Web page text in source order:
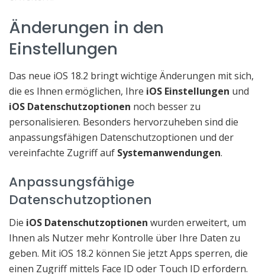
Änderungen in den
Einstellungen
Das neue iOS 18.2 bringt wichtige Änderungen mit sich,
die es Ihnen ermöglichen, Ihre iOS Einstellungen und
iOS Datenschutzoptionen noch besser zu
personalisieren. Besonders hervorzuheben sind die
anpassungsfähigen Datenschutzoptionen und der
vereinfachte Zugriff auf Systemanwendungen.
Anpassungsfähige
Datenschutzoptionen
Die iOS Datenschutzoptionen wurden erweitert, um
Ihnen als Nutzer mehr Kontrolle über Ihre Daten zu
geben. Mit iOS 18.2 können Sie jetzt Apps sperren, die
einen Zugriff mittels Face ID oder Touch ID erfordern.